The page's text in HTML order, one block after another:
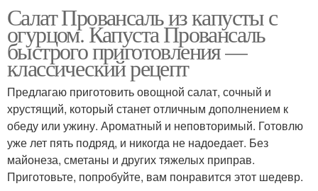
Салат Провансаль из капусты с
огурцом. Капуста Провансаль
быстрого приготовления —
классический рецепт
Предлагаю приготовить овощной салат, сочный и
хрустящий, который станет отличным дополнением к
обеду или ужину. Ароматный и неповторимый. Готовлю
уже лет пять подряд, и никогда не надоедает. Без
майонеза, сметаны и других тяжелых приправ.
Приготовьте, попробуйте, вам понравится этот шедевр.